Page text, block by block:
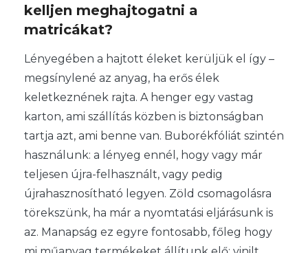
kelljen meghajtogatni a
matricákat?
Lényegében a hajtott éleket kerüljük el így –
megsínylené az anyag, ha erős élek
keletkeznének rajta. A henger egy vastag
karton, ami szállítás közben is biztonságban
tartja azt, ami benne van. Buborékfóliát szintén
használunk: a lényeg ennél, hogy vagy már
teljesen újra-felhasznált, vagy pedig
újrahasznosítható legyen. Zöld csomagolásra
törekszünk, ha már a nyomtatási eljárásunk is
az. Manapság ez egyre fontosabb, főleg hogy